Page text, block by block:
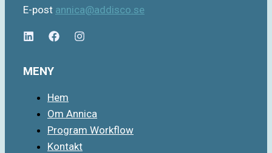
E-post annica@addisco.se
MENY
Hem
Om Annica
Program Workflow
Kontakt